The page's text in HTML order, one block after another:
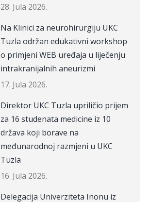
28. Jula 2026.
Na Klinici za neurohirurgiju UKC
Tuzla održan edukativni workshop
o primjeni WEB uređaja u liječenju
intrakranijalnih aneurizmi
17. Jula 2026.
Direktor UKC Tuzla upriličio prijem
za 16 studenata medicine iz 10
država koji borave na
međunarodnoj razmjeni u UKC
Tuzla
16. Jula 2026.
Delegacija Univerziteta Inonu iz